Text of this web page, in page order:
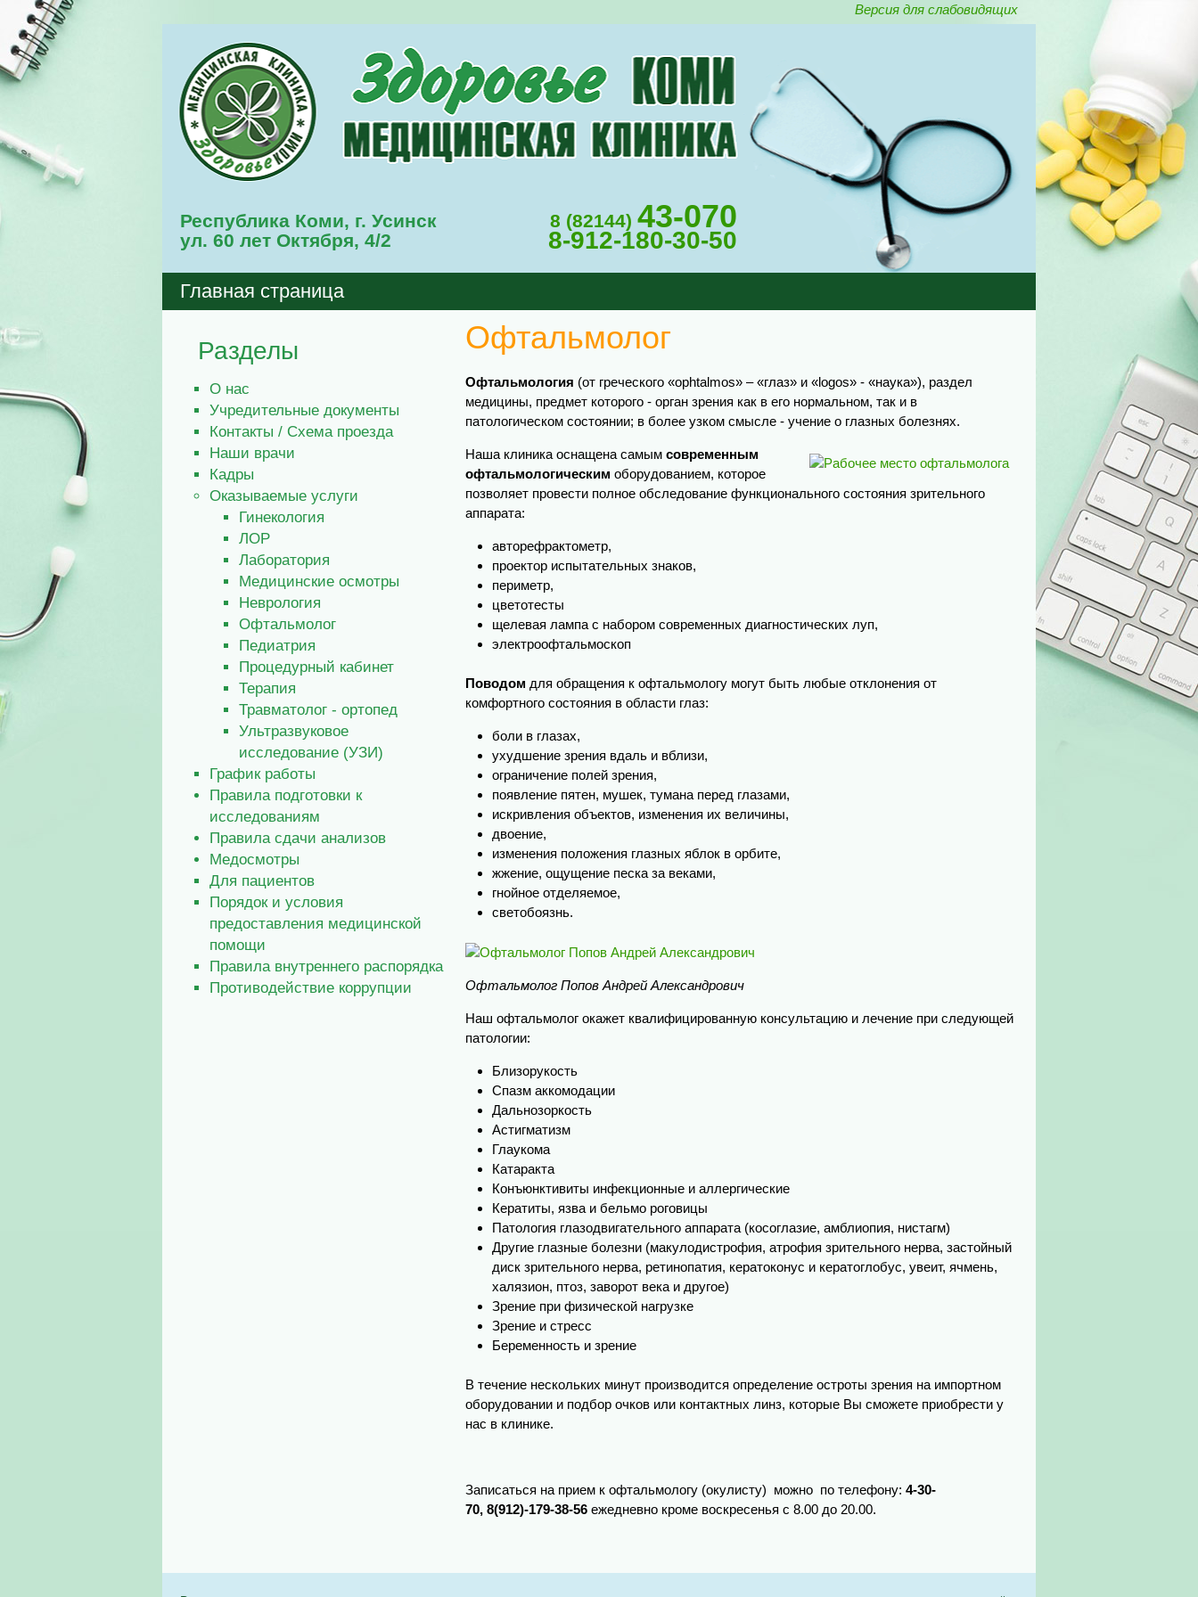
Версия для слабовидящих
Республика Коми, г. Усинск
ул. 60 лет Октября, 4/2
8 (82144) 43-070
8-912-180-30-50
Главная страница
Разделы
О нас
Учредительные документы
Контакты / Схема проезда
Наши врачи
Кадры
Оказываемые услуги
Гинекология
ЛОР
Лаборатория
Медицинские осмотры
Неврология
Офтальмолог
Педиатрия
Процедурный кабинет
Терапия
Травматолог - ортопед
Ультразвуковое
исследование (УЗИ)
График работы
Правила подготовки к
исследованиям
Правила сдачи анализов
Медосмотры
Для пациентов
Порядок и условия
предоставления медицинской
помощи
Правила внутреннего распорядка
Противодействие коррупции
Офтальмолог
Офтальмология (от греческого «ophtalmos» – «глаз» и «logos» - «наука»), раздел
медицины, предмет которого - орган зрения как в его нормальном, так и в
патологическом состоянии; в более узком смысле - учение о глазных болезнях.
Наша клиника оснащена самым современным
офтальмологическим оборудованием, которое
позволяет провести полное обследование функционального состояния зрительного
аппарата:
авторефрактометр,
проектор испытательных знаков,
периметр,
цветотесты
щелевая лампа с набором современных диагностических луп,
электроофтальмоскоп
Поводом для обращения к офтальмологу могут быть любые отклонения от
комфортного состояния в области глаз:
боли в глазах,
ухудшение зрения вдаль и вблизи,
ограничение полей зрения,
появление пятен, мушек, тумана перед глазами,
искривления объектов, изменения их величины,
двоение,
изменения положения глазных яблок в орбите,
жжение, ощущение песка за веками,
гнойное отделяемое,
светобоязнь.
Офтальмолог Попов Андрей Александрович
Наш офтальмолог окажет квалифицированную консультацию и лечение при следующей
патологии:
Близорукость
Спазм аккомодации
Дальнозоркость
Астигматизм
Глаукома
Катаракта
Конъюнктивиты инфекционные и аллергические
Кератиты, язва и бельмо роговицы
Патология глазодвигательного аппарата (косоглазие, амблиопия, нистагм)
Другие глазные болезни (макулодистрофия, атрофия зрительного нерва, застойный
диск зрительного нерва, ретинопатия, кератоконус и кератоглобус, увеит, ячмень,
халязион, птоз, заворот века и другое)
Зрение при физической нагрузке
Зрение и стресс
Беременность и зрение
В течение нескольких минут производится определение остроты зрения на импортном
оборудовании и подбор очков или контактных линз, которые Вы сможете приобрести у
нас в клинике.
Записаться на прием к офтальмологу (окулисту) можно по телефону: 4-30-
70, 8(912)-179-38-56 ежедневно кроме воскресенья с 8.00 до 20.00.